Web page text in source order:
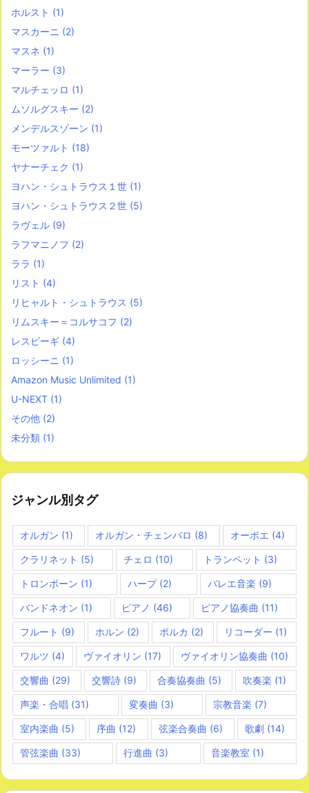
ホルスト (1)
マスカーニ (2)
マスネ (1)
マーラー (3)
マルチェッロ (1)
ムソルグスキー (2)
メンデルスゾーン (1)
モーツァルト (18)
ヤナーチェク (1)
ヨハン・シュトラウス１世 (1)
ヨハン・シュトラウス２世 (5)
ラヴェル (9)
ラフマニノフ (2)
ララ (1)
リスト (4)
リヒャルト・シュトラウス (5)
リムスキー＝コルサコフ (2)
レスピーギ (4)
ロッシーニ (1)
Amazon Music Unlimited (1)
U-NEXT (1)
その他 (2)
未分類 (1)
ジャンル別タグ
オルガン (1) オルガン・チェンバロ (8) オーボエ (4)
クラリネット (5) チェロ (10) トランペット (3)
トロンボーン (1) ハープ(2) バレエ音楽 (9)
バンドネオン (1) ピアノ (46) ピアノ協奏曲 (11)
フルート (9) ホルン (2) ポルカ (2) リコーダー (1)
ワルツ (4) ヴァイオリン (17) ヴァイオリン協奏曲 (10)
交響曲 (29) 交響詩(9) 合奏協奏曲 (5) 吹奏楽 (1)
声楽・合唱 (31) 変奏曲 (3) 宗教音楽 (7)
室内楽曲 (5) 序曲 (12) 弦楽合奏曲 (6) 歌劇(14)
管弦楽曲 (33) 行進曲 (3) 音楽教室 (1)